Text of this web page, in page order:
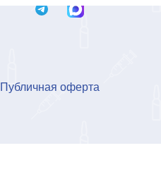
Публичная оферта